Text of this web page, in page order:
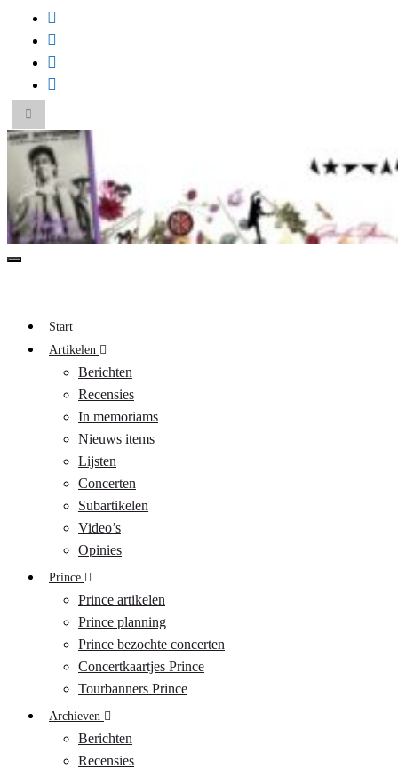
Toggle
zoekformulier
Search
for:
Toggle
Start
Artikelen
Berichten
Recensies
In memoriams
Nieuws items
Lijsten
Concerten
Subartikelen
Video’s
Opinies
Prince
Prince artikelen
Prince planning
Prince bezochte concerten
Concertkaartjes Prince
Tourbanners Prince
Archieven
Berichten
Recensies